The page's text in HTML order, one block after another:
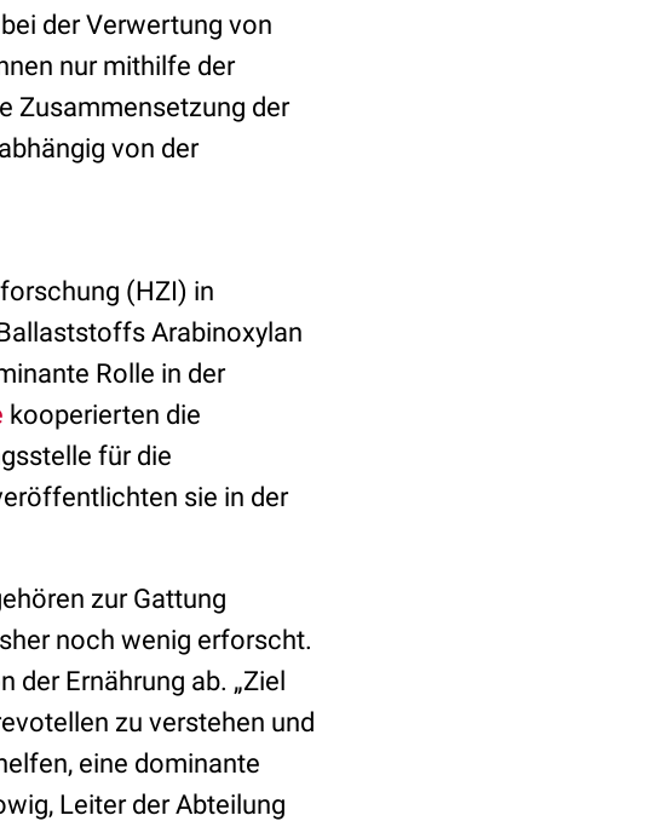
der Verwertung von
nur mithilfe der
Zusammensetzung der
von der
(HZI) in
Arabinoxylan
Rolle in der
kooperierten die
für die
sie in der
zur Gattung
noch wenig erforscht.
der Ernährung ab. „Ziel
zu verstehen und
eine dominante
Leiter der Abteilung